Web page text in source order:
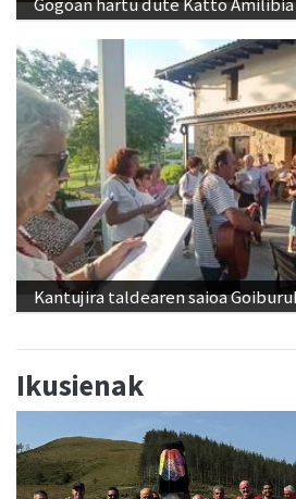
Kantujira taldearen saioa
Ikusienak